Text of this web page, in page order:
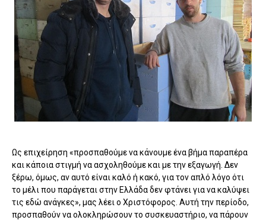
Ως επιχείρηση «προσπαθούμε να κάνουμε ένα βήμα παραπέρα
και κάποια στιγμή να ασχοληθούμε και με την εξαγωγή. Δεν
ξέρω, όμως, αν αυτό είναι καλό ή κακό, για τον απλό λόγο ότι
το μέλι που παράγεται στην Ελλάδα δεν φτάνει για να καλύψει
τις εδώ ανάγκες», μας λέει ο Χριστόφορος. Αυτή την περίοδο,
προσπαθούν να ολοκληρώσουν το συσκευαστήριο, να πάρουν